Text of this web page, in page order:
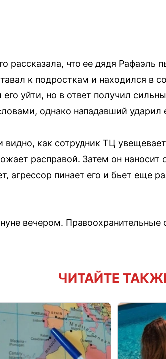
рассказала, что ее дядя Рафаэль
к подросткам и находился в
уйти, но в ответ получил
однако нападавший ударил
видно, как сотрудник ТЦ
расправой. Затем он наносит
агрессор пинает его и бьет еще
вечером.
ЧИТАЙТЕ